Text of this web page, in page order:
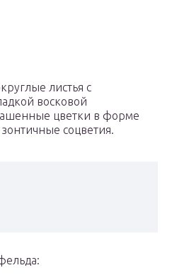
листья с
восковой
цветки в форме
соцветия.